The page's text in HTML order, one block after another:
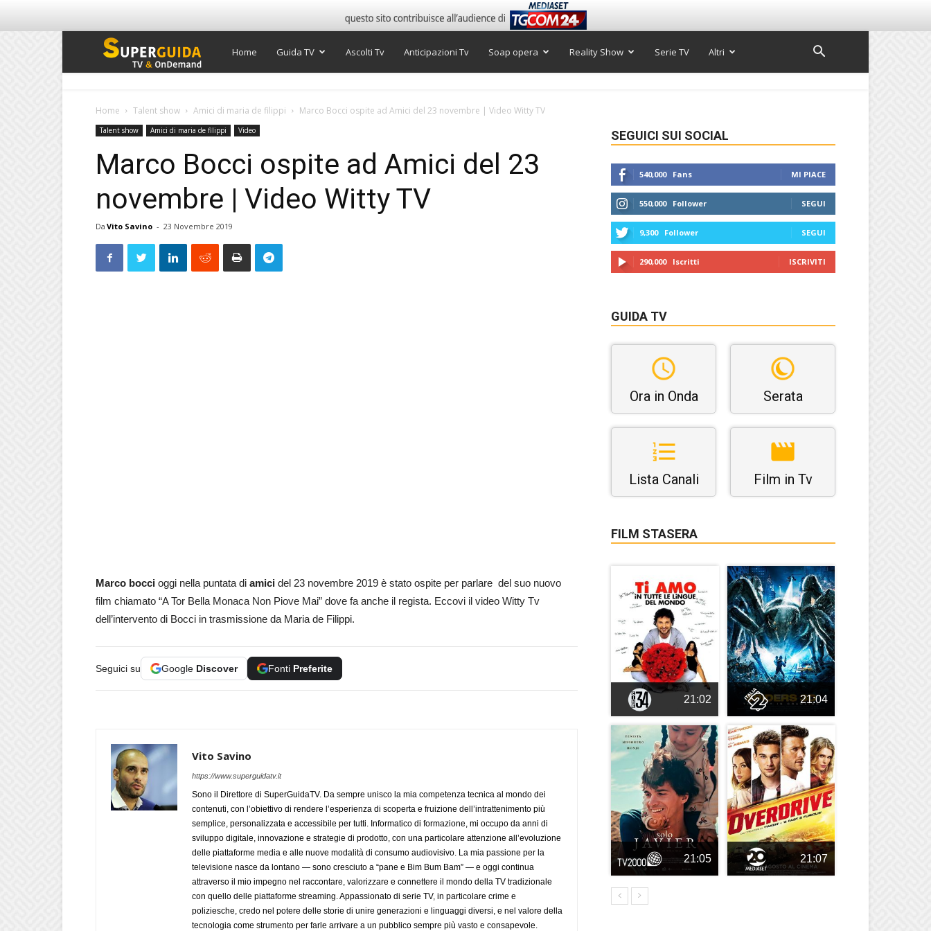
Super
TV
Home Guida TV Ascolti Tv Anticipazioni Tv Soap opera Reality Show Serie TV Altri
Home Talent show Amici di maria de filippi Marco Bocci ospite ad Amici del 23 novembre | Video Witty TV
Talent show Amici di maria de filippi Video
Marco Bocci ospite ad Amici del 23
novembre | Video Witty TV
Da Vito Savino - 23 Novembre 2019
Marco bocci oggi nella puntata di amici del 23 novembre 2019 è stato ospite per parlare del suo nuovo
film chiamato “A Tor Bella Monaca Non Piove Mai” dove fa anche il regista. Eccovi il video Witty Tv
dell’intervento di Bocci in trasmissione da Maria de Filippi.
Seguici su Google Discover Fonti Preferite
Vito Savino
https://www.superguidatv.it
Sono il Direttore di SuperGuidaTV. Da sempre unisco la mia competenza tecnica al mondo dei
contenuti, con l’obiettivo di rendere l’esperienza di scoperta e fruizione dell’intrattenimento più
semplice, personalizzata e accessibile per tutti. Informatico di formazione, mi occupo da anni di
sviluppo digitale, innovazione e strategie di prodotto, con una particolare attenzione all’evoluzione
delle piattaforme media e alle nuove modalità di consumo audiovisivo. La mia passione per la
televisione nasce da lontano — sono cresciuto a “pane e Bim Bum Bam” — e oggi continua
attraverso il mio impegno nel raccontare, valorizzare e connettere il mondo della TV tradizionale
con quello delle piattaforme streaming. Appassionato di serie TV, in particolare crime e
poliziesche, credo nel potere delle storie di unire generazioni e linguaggi diversi, e nel valore della
tecnologia come strumento per farle arrivare a un pubblico sempre più vasto e consapevole.
SEGUICI SUI SOCIAL
540,000 Fans MI PIACE
550,000 Follower SEGUI
9,300 Follower SEGUI
290,000 Iscritti ISCRIVITI
GUIDA TV
Ora in Onda Serata
Lista Canali Film in Tv
FILM STASERA
21:02 21:04
21:05 21:07